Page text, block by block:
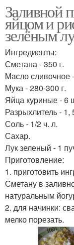
Заливной
яйцом и
зелёным
Ингредиенты:
Сметана - 350 г.
Масло сливочное
Мука - 280-300 г.
Яйца куриные - 6
Разрыхлитель - 1,
Соль - 1/2 ч. л.
Сахар.
Лук зеленый - 1
Приготовление:
1. приготовить
Сметану в
натуральным
2. для начинки:
мелко порезать.